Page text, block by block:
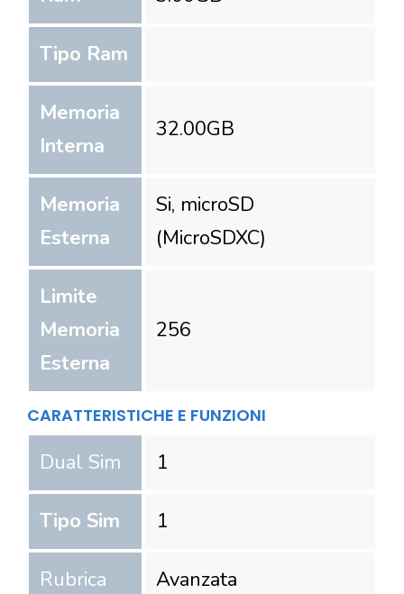
Tipo Ram
Memoria
Interna
32.00GB
Memoria
Esterna
Si, microSD
(MicroSDXC)
Limite
Memoria
Esterna
256
CARATTERISTICHE E FUNZIONI
Dual Sim 1
Tipo Sim 1
Rubrica Avanzata